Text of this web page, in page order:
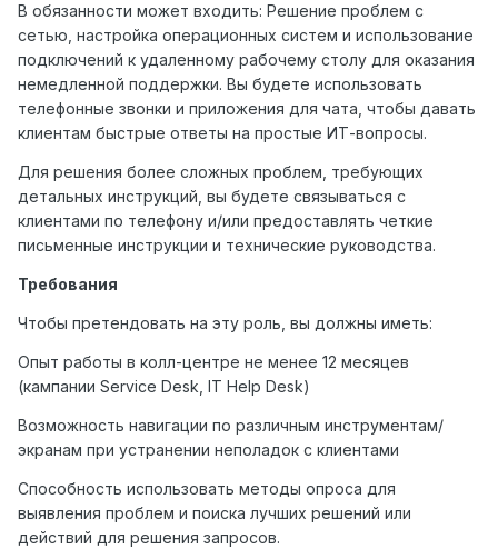
В обязанности может входить: Решение проблем с
сетью, настройка операционных систем и использование
подключений к удаленному рабочему столу для оказания
немедленной поддержки. Вы будете использовать
телефонные звонки и приложения для чата, чтобы давать
клиентам быстрые ответы на простые ИТ-вопросы.
Для решения более сложных проблем, требующих
детальных инструкций, вы будете связываться с
клиентами по телефону и/или предоставлять четкие
письменные инструкции и технические руководства.
Требования
Чтобы претендовать на эту роль, вы должны иметь:
Опыт работы в колл-центре не менее 12 месяцев
(кампании Service Desk, IT Help Desk)
Возможность навигации по различным инструментам/
экранам при устранении неполадок с клиентами
Способность использовать методы опроса для
выявления проблем и поиска лучших решений или
действий для решения запросов.